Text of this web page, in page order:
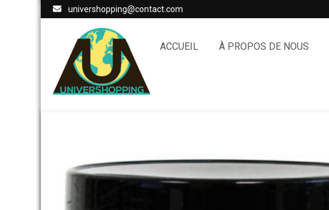
univershopping@contact.com
ACCUEIL À PROPOS DE NOUS